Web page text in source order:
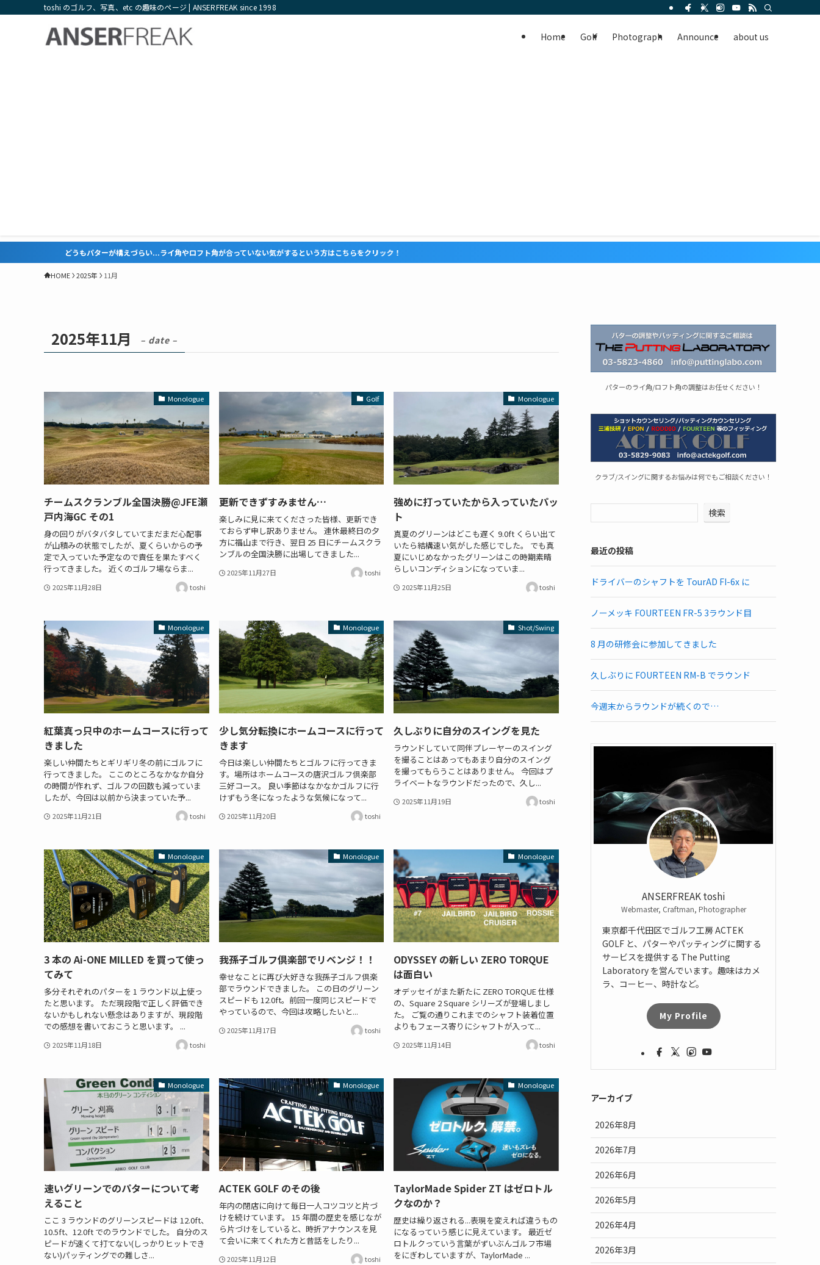
toshi のゴルフ、写真、etc の趣味のページ | ANSERFREAK since 1998
Home Golf Photograph Announce about us
パターが構えづらい...ライ角やロフト角が合っていない気がするという方はこちらをクリック！
HOME 2025年 11月
2025年11月 – date –
Monologue
チームスクランブル全国決勝@JFE瀬
戸内海GC その1
身の回りがバタバタしていてまだまだ心配事
が山積みの状態でしたが、夏くらいからの予
定で入っていた予定なので責任を果たすべく
行ってきました。 近くのゴルフ場ならま...
2025年11月28日 toshi
Golf
更新できずすみません…
楽しみに見に来てくださった皆様、更新でき
ておらず申し訳ありません。 連休最終日の夕
方に福山まで行き、翌日 25 日にチームスクラ
ンブルの全国決勝に出場してきました...
2025年11月27日 toshi
Monologue
強めに打っていたから入っていたパッ
ト
真夏のグリーンはどこも遅く 9.0ft くらい出て
いたら結構速い気がした感じでした。 でも真
夏にいじめなかったグリーンはこの時期素晴
らしいコンディションになっていま...
2025年11月25日 toshi
Monologue
紅葉真っ只中のホームコースに行って
きました
楽しい仲間たちとギリギリ冬の前にゴルフに
行ってきました。 ここのところなかなか自分
の時間が作れず、ゴルフの回数も減っていま
したが、今回は以前から決まっていた予...
2025年11月21日 toshi
Monologue
少し気分転換にホームコースに行って
きます
今日は楽しい仲間たちとゴルフに行ってきま
す。場所はホームコースの唐沢ゴルフ倶楽部
三好コース。 良い季節はなかなかゴルフに行
けずもう冬になったような気候になって...
2025年11月20日 toshi
Shot/Swing
久しぶりに自分のスイングを見た
ラウンドしていて同伴プレーヤーのスイング
を撮ることはあってもあまり自分のスイング
を撮ってもらうことはありません。 今回はプ
ライベートなラウンドだったので、久し...
2025年11月19日 toshi
Monologue
3 本の Ai-ONE MILLED を買って使っ
てみて
多分それぞれのパターを 1 ラウンド以上使っ
たと思います。 ただ現段階で正しく評価でき
ないかもしれない懸念はありますが、現段階
での感想を書いておこうと思います。 ...
2025年11月18日 toshi
Monologue
我孫子ゴルフ倶楽部でリベンジ！！
幸せなことに再び大好きな我孫子ゴルフ倶楽
部でラウンドできました。 この日のグリーン
スピードも 12.0ft。前回一度同じスピードで
やっているので、今回は攻略したいと...
2025年11月17日 toshi
Monologue
ODYSSEY の新しい ZERO TORQUE
は面白い
オデッセイがまた新たに ZERO TORQUE 仕様
の、Square 2 Square シリーズが登場しまし
た。 ご覧の通りこれまでのシャフト装着位置
よりもフェース寄りにシャフトが入って...
2025年11月14日 toshi
Monologue
速いグリーンでのパターについて考
えること
ここ 3 ラウンドのグリーンスピードは 12.0ft、
10.5ft、12.0ft でのラウンドでした。 自分のス
ピードが速くて打てない(しっかりヒットでき
ない)パッティングでの難しさ...
Monologue
ACTEK GOLF のその後
年内の閉店に向けて毎日一人コツコツと片づ
けを続けています。 15 年間の歴史を感じなが
ら片づけをしていると、時折アナウンスを見
て会いに来てくれた方と昔話をしたり...
2025年11月12日 toshi
Monologue
TaylorMade Spider ZT はゼロトル
クなのか？
歴史は繰り返される...表現を変えれば違うもの
になるっていう感じに見えています。 最近ゼ
ロトルクっていう言葉がずいぶんゴルフ市場
をにぎわしていますが、TaylorMade ...
パターのライ角/ロフト角の調整はお任せください！
クラブ/スイングに関するお悩みは何でもご相談ください！
検索
最近の投稿
ドライバーのシャフトを TourAD FI-6x に
ノーメッキ FOURTEEN FR-5 3ラウンド目
8 月の研修会に参加してきました
久しぶりに FOURTEEN RM-B でラウンド
今週末からラウンドが続くので…
ANSERFREAK toshi
Webmaster, Craftman, Photographer
東京都千代田区でゴルフ工房 ACTEK
GOLF と、パターやパッティングに関する
サービスを提供する The Putting
Laboratory を営んでいます。趣味はカメ
ラ、コーヒー、時計など。
My Profile
アーカイブ
2026年8月
2026年7月
2026年6月
2026年5月
2026年4月
2026年3月